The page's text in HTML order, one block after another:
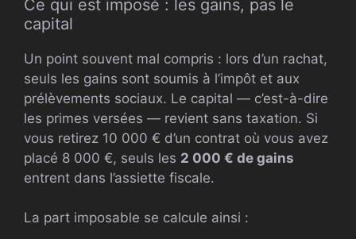
Ce qui est imposé : les gains, pas le
capital
Un point souvent mal compris : lors d’un rachat,
seuls les gains sont soumis à l’impôt et aux
prélèvements sociaux. Le capital — c’est-à-dire
les primes versées — revient sans taxation. Si
vous retirez 10 000 € d’un contrat où vous avez
placé 8 000 €, seuls les 2 000 € de gains
entrent dans l’assiette fiscale.
La part imposable se calcule ainsi :